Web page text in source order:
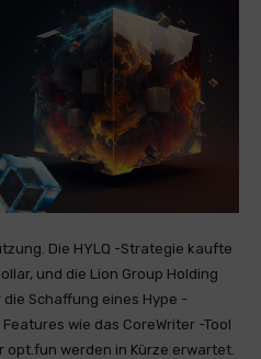
Die HYLQ -Strategie kaufte
und die Lion Group Holding
Schaffung eines Hype -
wie das CoreWriter -Tool
opt.fun werden in Kürze erwartet.